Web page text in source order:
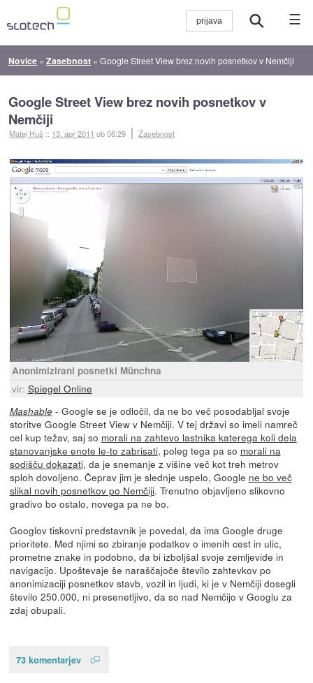
☰
Novice »Zasebnost »Google Street View brez novih posnetkov v Nemčiji
Google Street View brez novih posnetkov v
Nemčiji
Matej Huš :: 13. apr 2011 ob 06:29 Zasebnost
Anonimizirani posnetki Münchna
vir: Spiegel Online
Mashable- Google se je odločil, da ne bo več posodabljal svoje
storitve Google Street View v Nemčiji. V tej državi so imeli namreč
cel kup težav, saj so morali na zahtevo lastnika katerega koli dela
stanovanjske enote le-to zabrisati, poleg tega pa so morali na
sodišču dokazati, da je snemanje z višine več kot treh metrov
sploh dovoljeno. Čeprav jim je slednje uspelo, Google ne bo več
slikal novih posnetkov po Nemčiji. Trenutno objavljeno slikovno
gradivo bo ostalo, novega pa ne bo.
Googlov tiskovni predstavnik je povedal, da ima Google druge
prioritete. Med njimi so zbiranje podatkov o imenih cest in ulic,
prometne znake in podobno, da bi izboljšal svoje zemljevide in
navigacijo. Upoštevaje še naraščajoče število zahtevkov po
anonimizaciji posnetkov stavb, vozil in ljudi, ki je v Nemčiji dosegli
število 250.000, ni presenetljivo, da so nad Nemčijo v Googlu za
zdaj obupali.
73 komentarjev